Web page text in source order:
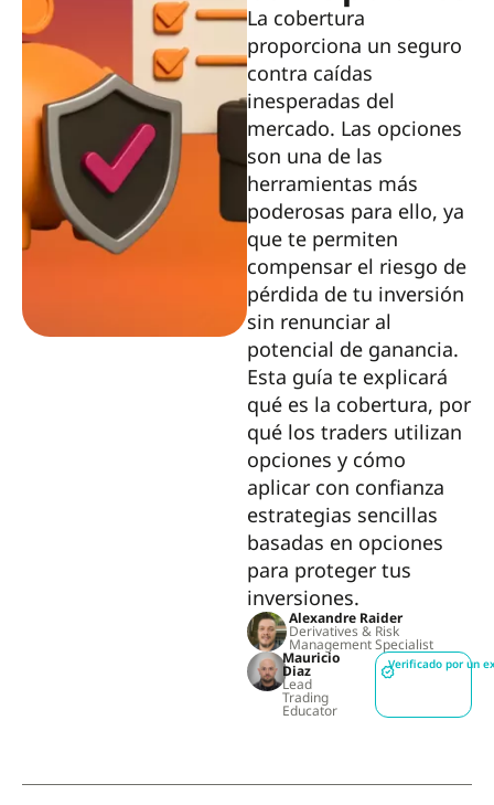
La cobertura
proporciona un seguro
contra caídas
inesperadas del
mercado. Las opciones
son una de las
herramientas más
poderosas para ello, ya
que te permiten
compensar el riesgo de
pérdida de tu inversión
sin renunciar al
potencial de ganancia.
Esta guía te explicará
qué es la cobertura, por
qué los traders utilizan
opciones y cómo
aplicar con confianza
estrategias sencillas
basadas en opciones
para proteger tus
inversiones.
Alexandre Raider
Derivatives & Risk
Management Specialist
Mauricio
Diaz
Lead
Trading
Educator
Verificado por un